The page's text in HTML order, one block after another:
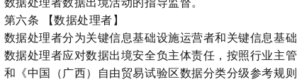
数据处理者数据出境活动的指导监督。
第六条
【数据处理者】
数据处理者分为关键信息基础设施运营者和关键信息基
数据处理者应对数据出境安全负主体责任，按照行业主
和《中国（广西）自由贸易试验区数据分类分级参考规则